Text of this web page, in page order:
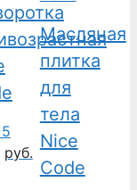
руб.
Масляная
плитка
для
тела
Nice
Code